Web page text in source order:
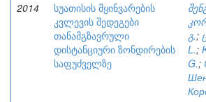
2014
სუათისის მყინვარების
კვლევის შედეგები
თანამგზავრული
დისტანციური ზონდირების
საფუძველზე
გ.;
L.;
G.;